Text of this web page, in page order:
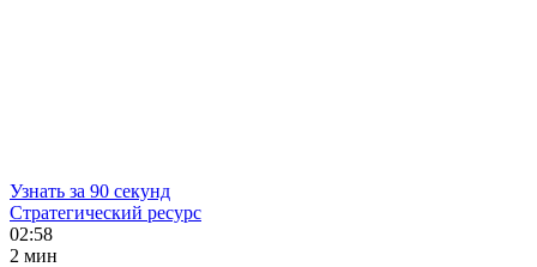
Узнать за 90 секунд
Стратегический ресурс
02:58
2 мин